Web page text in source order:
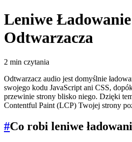
Leniwe Ładowanie
Odtwarzacza
2 min czytania
Odtwarzacz audio jest domyślnie
swojego kodu JavaScript ani CSS,
przewinie strony blisko niego. Dzięki
Contentful Paint (LCP) Twojej strony
#Co robi leniwe